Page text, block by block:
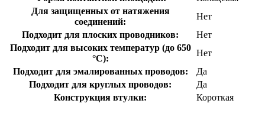
Для защищенных от натяжения
соединений:
Нет
Подходит для плоских проводников:
Нет
Подходит для высоких температур (до 650
°C):
Нет
Подходит для эмалированных проводов:
Да
Подходит для круглых проводов:
Да
Конструкция втулки:
Короткая